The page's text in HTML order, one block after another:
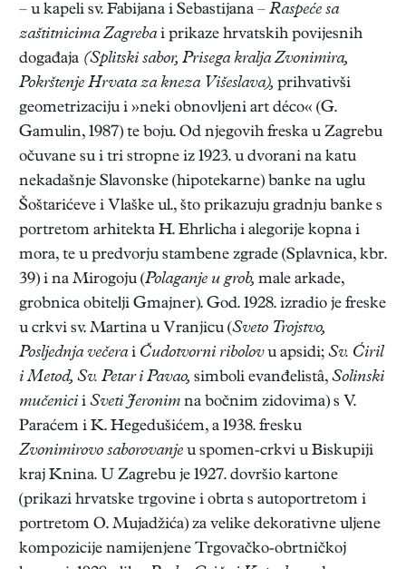
– u kapeli sv. Fabijana i Sebastijana – Raspeće sa
zaštitnicima Zagrebai prikaze hrvatskih povijesnih
događaja (Splitski sabor, Prisega kralja Zvonimira,
Pokrštenje Hrvata za kneza Višeslava), prihvativši
geometrizaciju i »neki obnovljeni art déco« (G.
Gamulin, 1987) te boju. Od njegovih freska u Zagrebu
očuvane su i tri stropne iz 1923. u dvorani na katu
nekadašnje Slavonske (hipotekarne) banke na uglu
Šoštarićeve i Vlaške ul., što prikazuju gradnju banke s
portretom arhitekta H. Ehrlicha i alegorije kopna i
mora, te u predvorju stambene zgrade (Splavnica, kbr.
39) i na Mirogoju (Polaganje u grob, male arkade,
grobnica obitelji Gmajner). God. 1928. izradio je freske
u crkvi sv. Martina u Vranjicu (Sveto Trojstvo,
Posljednja večerai Čudotvorni ribolovu apsidi; Sv. Ćiril
i Metod, Sv. Petar i Pavao, simboli evanđelistâ, Solinski
mučenici i Sveti Jeronim na bočnim zidovima) s V.
Paraćem i K. Hegedušićem, a 1938. fresku
Zvonimirovo saborovanje u spomen-crkvi u Biskupiji
kraj Knina. U Zagrebu je 1927. dovršio kartone
(prikazi hrvatske trgovine i obrta s autoportretom i
portretom O. Mujadžića) za velike dekorativne uljene
kompozicije namijenjene Trgovačko-obrtničkoj